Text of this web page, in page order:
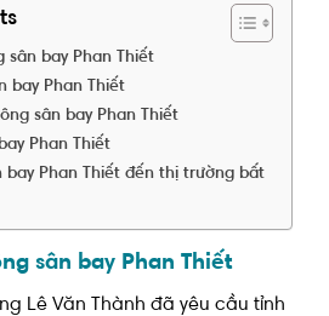
sân bay Phan Thiết
bay Phan Thiết
sân bay Phan Thiết
Phan Thiết
bay Phan Thiết đến thị trường bất
sân bay Phan Thiết
Lê Văn Thành đã yêu cầu tỉnh